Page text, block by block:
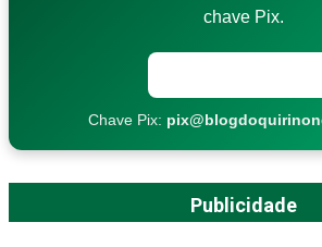
chave Pix.
Chave Pix:
Publicidade